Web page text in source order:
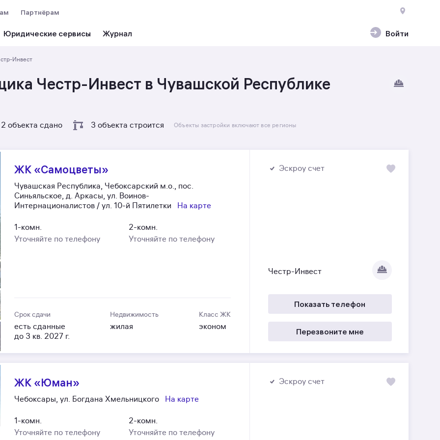
Войти
Юридические сервисы
Партнёрам
Инвест
Честр-Инвест в Чувашской Республике
2 объекта сдано 3 объекта строится Объекты застройки включают все регионы
ЖК «Самоцветы»
Чувашская Республика, Чебоксарский м.о., пос.
Синьяльское, д. Аркасы, ул. Воинов-
Интернационалистов / ул. 10-й Пятилетки
На карте
1-комн.
Уточняйте по телефону
2-комн.
Уточняйте по телефону
Срок сдачи
есть сданные
до 3 кв. 2027 г.
Недвижимость
жилая
Класс ЖК
эконом
Эскроу счет
Честр-Инвест
Показать телефон
Перезвоните мне
ЖК «Юман»
Чебоксары, ул. Богдана Хмельницкого На карте
1-комн.
Уточняйте по телефону
2-комн.
Уточняйте по телефону
Эскроу счет